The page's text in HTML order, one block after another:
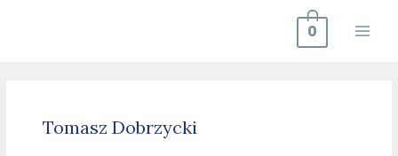
0
Tomasz Dobrzycki